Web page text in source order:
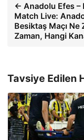
← Anadolu Efes –
Match Live:
Besiktaş Maçı Ne
Zaman, Hangi
Tavsiye Edilen